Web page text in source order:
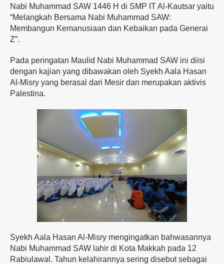
Nabi Muhammad SAW 1446 H di SMP IT Al-Kautsar yaitu
“Melangkah Bersama Nabi Muhammad SAW:
Membangun Kemanusiaan dan Kebaikan pada Generai
Z”.
Pada peringatan Maulid Nabi Muhammad SAW ini diisi
dengan kajian yang dibawakan oleh Syekh Aala Hasan
Al-Misry yang berasal dari Mesir dan merupakan aktivis
Palestina.
Syekh Aala Hasan Al-Misry mengingatkan bahwasannya
Nabi Muhammad SAW lahir di Kota Makkah pada 12
Rabiulawal. Tahun kelahirannya sering disebut sebagai